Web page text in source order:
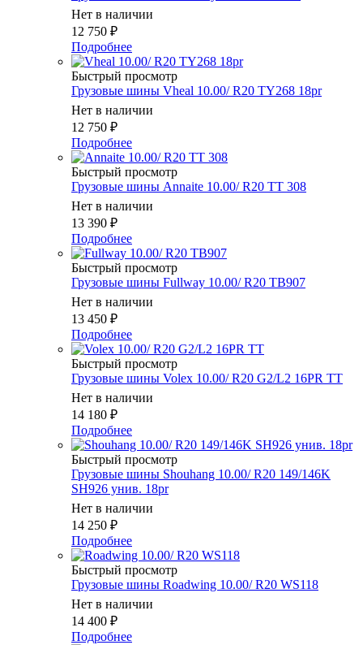
Нет в наличии
12 750 ₽
Подробнее
Быстрый просмотр
Грузовые шины Vheal 10.00/ R20 TY268 18pr
Нет в наличии
12 750 ₽
Подробнее
Быстрый просмотр
Грузовые шины Annaite 10.00/ R20 TT 308
Нет в наличии
13 390 ₽
Подробнее
Быстрый просмотр
Грузовые шины Fullway 10.00/ R20 TB907
Нет в наличии
13 450 ₽
Подробнее
Быстрый просмотр
Грузовые шины Volex 10.00/ R20 G2/L2 16PR TT
Нет в наличии
14 180 ₽
Подробнее
Быстрый просмотр
Грузовые шины Shouhang 10.00/ R20 149/146K
SH926 унив. 18pr
Нет в наличии
14 250 ₽
Подробнее
Быстрый просмотр
Грузовые шины Roadwing 10.00/ R20 WS118
Нет в наличии
14 400 ₽
Подробнее